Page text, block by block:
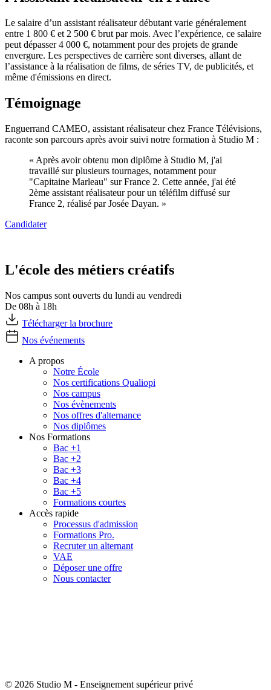
Le salaire d’un assistant réalisateur débutant varie généralement
entre 1 800 € et 2 500 € brut par mois. Avec l’expérience, ce salaire
peut dépasser 4 000 €, notamment pour des projets de grande
envergure. Les perspectives de carrière sont diverses, allant de
l’assistance à la réalisation de films, de séries TV, de publicités, et
même d'émissions en direct.
Témoignage
Enguerrand CAMEO, assistant réalisateur chez France Télévisions,
raconte son parcours après avoir suivi notre formation à Studio M :
« Après avoir obtenu mon diplôme à Studio M, j'ai
travaillé sur plusieurs tournages, notamment pour
"Capitaine Marleau" sur France 2. Cette année, j'ai été
2ème assistant réalisateur pour un téléfilm diffusé sur
France 2, réalisé par Josée Dayan. »
Candidater
L'école des métiers créatifs
Nos campus sont ouverts du lundi au vendredi
De 08h à 18h
Télécharger la brochure
Nos événements
A propos
Notre École
Nos certifications Qualiopi
Nos campus
Nos évènements
Nos offres d'alternance
Nos diplômes
Nos Formations
Bac +1
Bac +2
Bac +3
Bac +4
Bac +5
Formations courtes
Accès rapide
Processus d'admission
Formations Pro.
Recruter un alternant
VAE
Déposer une offre
Nous contacter
© 2026 Studio M - Enseignement supérieur privé